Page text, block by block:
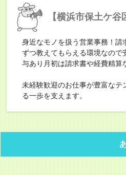
【横浜市保土ケ
身近なモノを扱う営業事務！請
ずつ教えてもらえる環境なの
与あり月初は請求書や経費精
未経験歓迎のお仕事が豊富な
る一歩を支えます。